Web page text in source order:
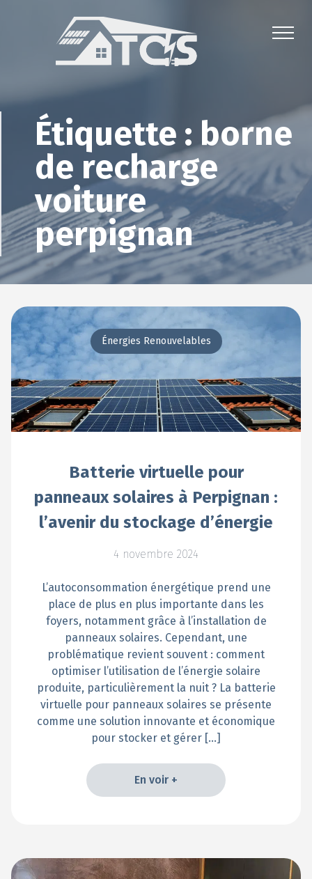
Étiquette : borne
de recharge
voiture
perpignan
Énergies Renouvelables
Batterie virtuelle pour
panneaux solaires à Perpignan :
l’avenir du stockage d’énergie
4 novembre 2024
L’autoconsommation énergétique prend une
place de plus en plus importante dans les
foyers, notamment grâce à l’installation de
panneaux solaires. Cependant, une
problématique revient souvent : comment
optimiser l’utilisation de l’énergie solaire
produite, particulièrement la nuit ? La batterie
virtuelle pour panneaux solaires se présente
comme une solution innovante et économique
pour stocker et gérer […]
En voir +